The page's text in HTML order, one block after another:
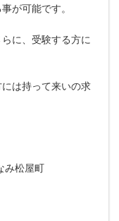
が可能です。
に、受験する方に
は持って来いの求
み松屋町